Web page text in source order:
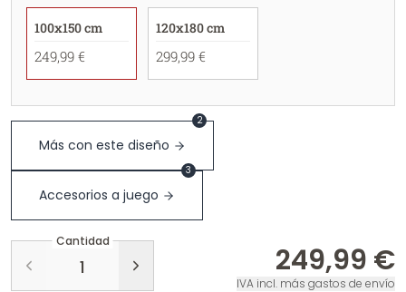
100x150 cm
249,99 €
120x180 cm
299,99 €
Más con este diseño
2
Accesorios a juego
3
Cantidad
249,99 €
IVA incl. más gastos de envío